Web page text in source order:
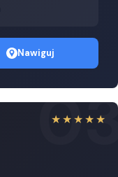
Nawiguj
★★★★★